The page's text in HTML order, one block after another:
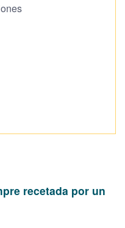
recetada por un